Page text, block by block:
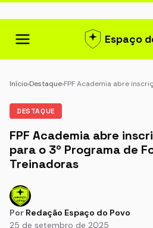
Espaço
Início›Destaque›FPF Academia abre
DESTAQUE
FPF Academia abre
para o 3º Programa de
Treinadoras
Por Redação Espaço do Povo
25 de setembro de 2025